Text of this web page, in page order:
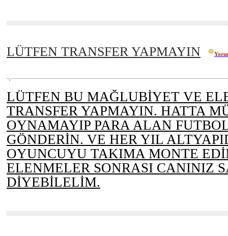
LÜTFEN TRANSFER YAPMAYIN
LÜTFEN BU MAĞLUBİYET VE
TRANSFER YAPMAYIN. HATTA
OYNAMAYIP PARA ALAN
GÖNDERİN. VE HER YIL
OYUNCUYU TAKIMA MONTE
ELENMELER SONRASI CANINIZ
DİYEBİLELİM.